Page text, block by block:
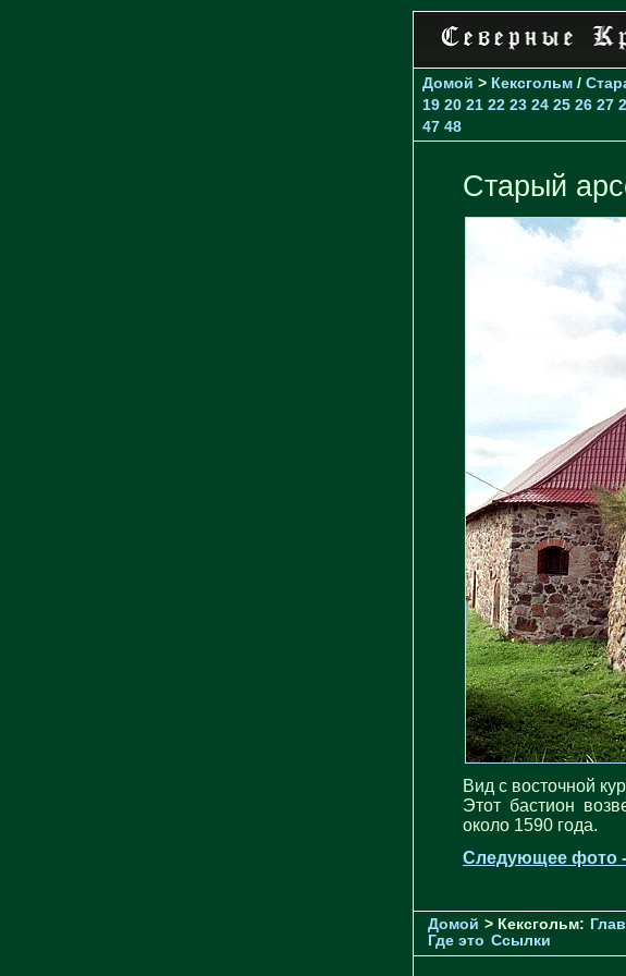
Домой > Кексгольм /
19 20 21 22 23 24 25 26 27
47 48
Старый
Вид с восточной
Этот бастион
около 1590 года.
Следующее фото
Домой > Кексгольм:
Где это Ссылки